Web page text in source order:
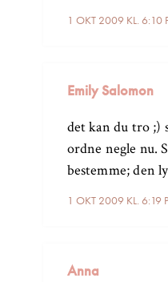
1 OKT 2009 KL. 6:10
Emily Salomon
1 OKT 2009 KL. 6:19
det kan du tro ;)
ordne negle nu.
bestemme; den
Anna